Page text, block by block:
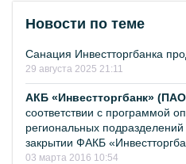
Новости по теме
Санация Инвестторгбанка
29 августа 2025 21:11
АКБ «Инвестторгбанк»
соответствии с программой
региональных
закрытии ФАКБ
03 марта 2016 10:54